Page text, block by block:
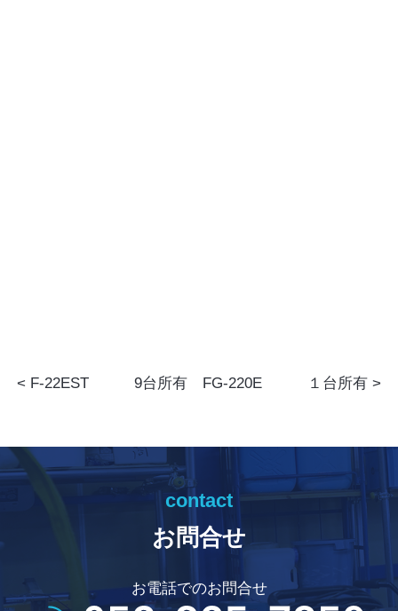
F-22EST 9台所有 FG-220E １台所有
contact
お問合せ
お電話でのお問合せ